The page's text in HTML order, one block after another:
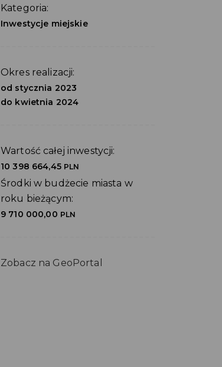
Kategoria:
Inwestycje miejskie
Okres realizacji:
od stycznia 2023
do kwietnia 2024
Wartość całej inwestycji:
10 398 664,45 PLN
Środki w budżecie miasta w
roku bieżącym:
9 710 000,00 PLN
Zobacz na GeoPortal